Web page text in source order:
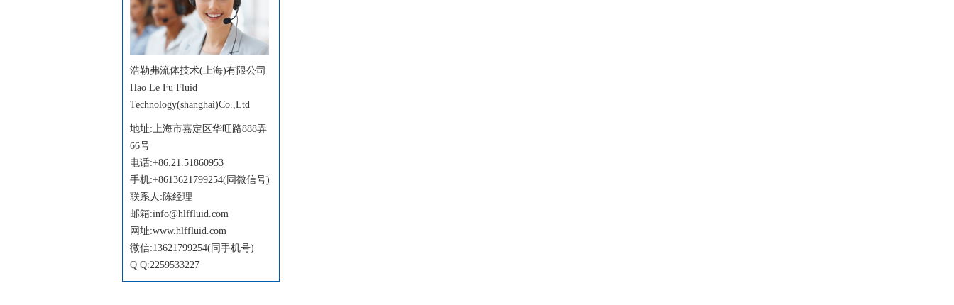
浩勒弗流体技术(上海)有限公司
Hao Le Fu Fluid
Technology(shanghai)Co.,Ltd
地址:上海市嘉定区华旺路888弄
66号
电话:+86.21.51860953
手机:+8613621799254(同微信号)
联系人 : 陈经理
邮箱:info@hlffluid.com
网址:www.hlffluid.com
微信:13621799254(同手机号)
Q Q:2259533227